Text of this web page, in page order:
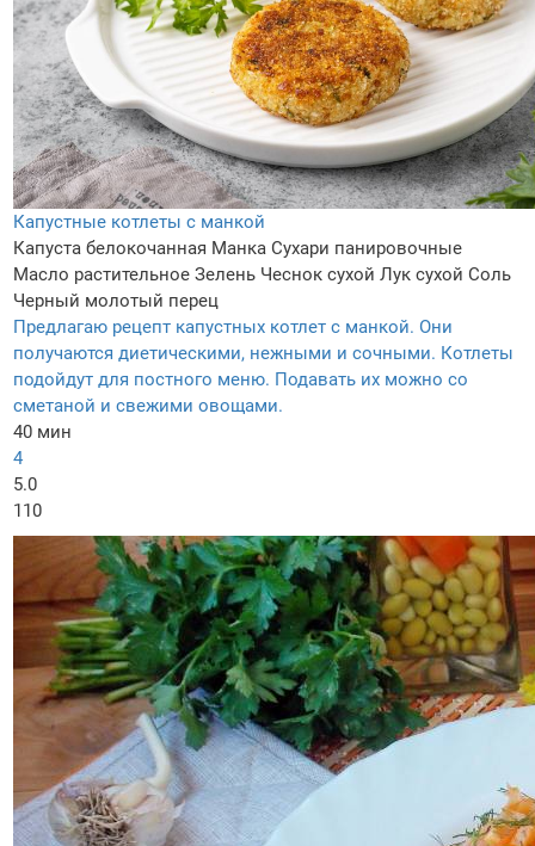
Капустные котлеты с манкой
Капуста белокочанная Манка Сухари панировочные
Масло растительное Зелень Чеснок сухой Лук сухой Соль
Черный молотый перец
Предлагаю рецепт капустных котлет с манкой. Они
получаются диетическими, нежными и сочными. Котлеты
подойдут для постного меню. Подавать их можно со
сметаной и свежими овощами.
40 мин
4
5.0
110